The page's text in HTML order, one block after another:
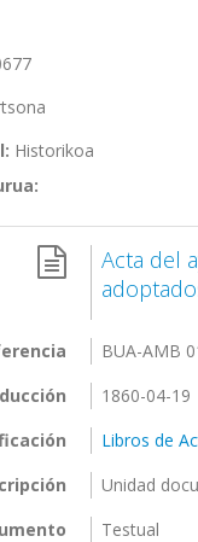
Historikoa
Acta del
BUA-AMB
1860-04-19
Libros de
Unidad
Testual